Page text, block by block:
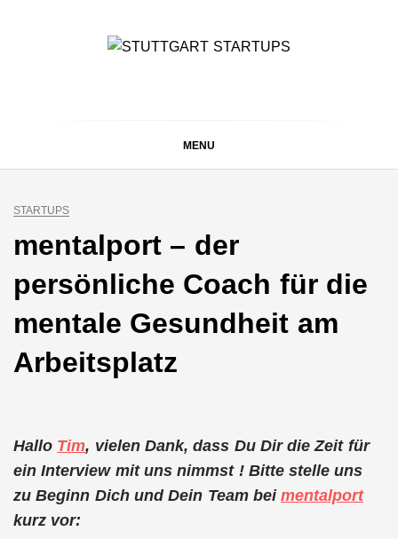
MENU
STARTUPS
mentalport – der
persönliche Coach für die
mentale Gesundheit am
Arbeitsplatz
Hallo Tim, vielen Dank, dass Du Dir die Zeit für
ein Interview mit uns nimmst ! Bitte stelle uns
zu Beginn Dich und Dein Team beimentalport
kurz vor: